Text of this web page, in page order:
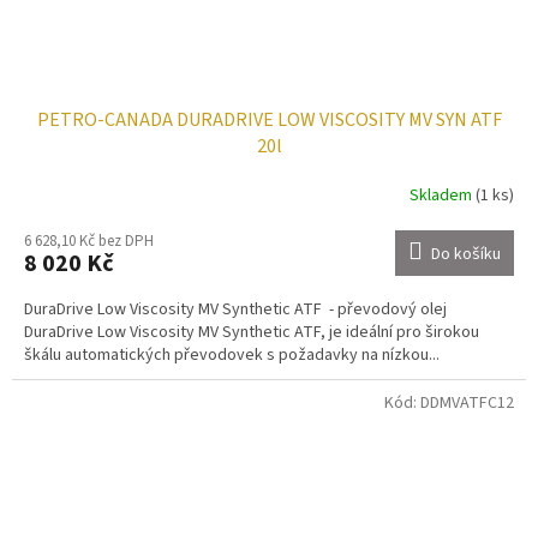
PETRO-CANADA DURADRIVE LOW VISCOSITY MV SYN ATF
20l
Skladem (1 ks)
6 628,10 Kč bez DPH
8 020 Kč Do košíku
DuraDrive Low Viscosity MV Synthetic ATF - převodový olej
DuraDrive Low Viscosity MV Synthetic ATF, je ideální pro širokou
škálu automatických převodovek s požadavky na nízkou...
Kód: DDMVATFC12